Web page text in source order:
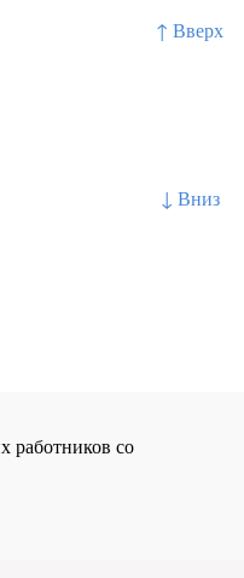
↑ Вверх
↓ Вниз
работников со